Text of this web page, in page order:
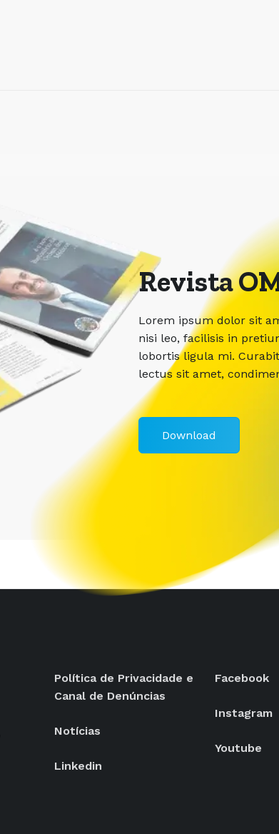
Revista
Lorem ipsum dolor sit
nisi leo, facilisis in
lobortis ligula mi.
lectus sit amet,
Download
Política de Privacidade e
Canal de Denúncias
Notícias
Linkedin
Facebook
Instagram
Youtube